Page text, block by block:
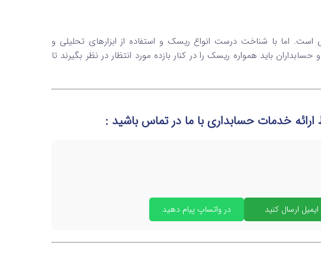
اما با شناخت درست انواع ریسک و استفاده از ابزارهای تحلیلی و
باید همواره ریسک را در کنار بازده مورد انتظار در نظر بگیرند تا
ارائه خدمات حسابداریبا ما در تماسباشید :
ایمیل ارسال کنید در واتساپ پیام دهید